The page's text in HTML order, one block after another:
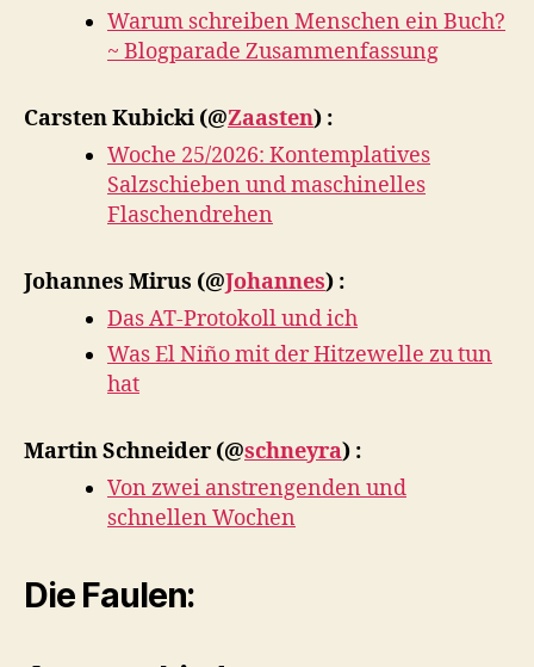
Warum schreiben Menschen ein Buch?
~ Blogparade Zusammenfassung
Carsten Kubicki (@Zaasten) :
Woche 25/2026: Kontemplatives
Salzschieben und maschinelles
Flaschendrehen
Johannes Mirus (@Johannes) :
Das AT-Protokoll und ich
Was El Niño mit der Hitzewelle zu tun
hat
Martin Schneider (@schneyra) :
Von zwei anstrengenden und
schnellen Wochen
Die Faulen: